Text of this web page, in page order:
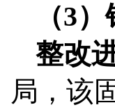
（3
整改
局，该